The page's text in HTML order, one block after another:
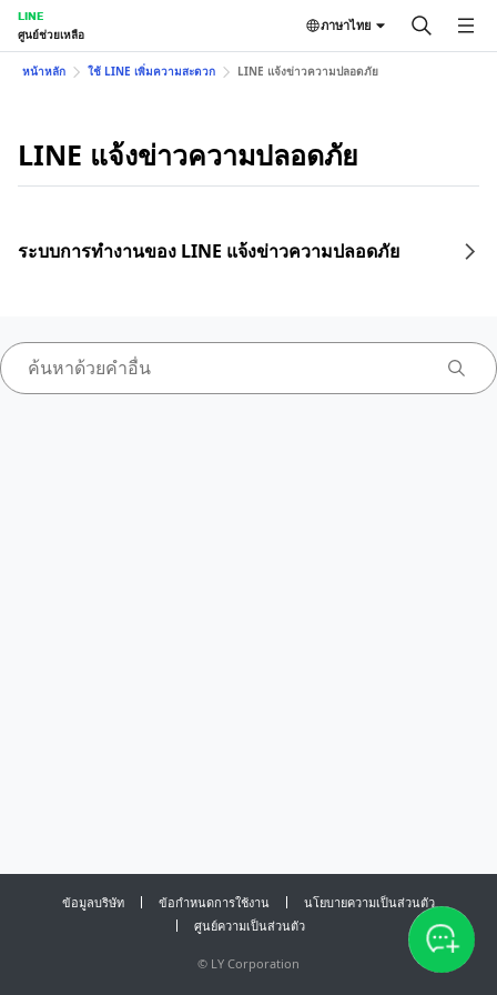
LINE
ศูนย์ช่วยเหลือ
ภาษาไทย
หน้าหลัก ใช้ LINE เพิ่มความสะดวก LINE แจ้งข่าวความปลอดภัย
LINE แจ้งข่าวความปลอดภัย
ระบบการทำงานของ LINE แจ้งข่าวความปลอดภัย
ข้อมูลบริษัท ข้อกำหนดการใช้งาน
นโยบายความเป็นส่วนตัว
ศูนย์ความเป็นส่วนตัว
© LY Corporation